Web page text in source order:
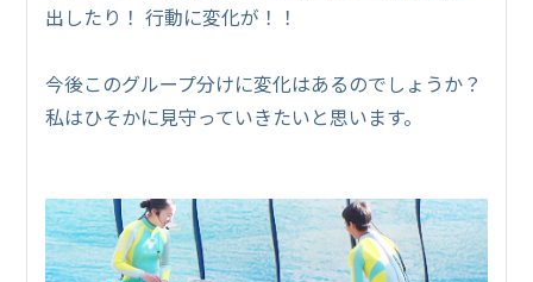
出したり！ 行動に変化が！！
今後このグループ分けに変化はあるのでしょうか？
私はひそかに見守っていきたいと思います。